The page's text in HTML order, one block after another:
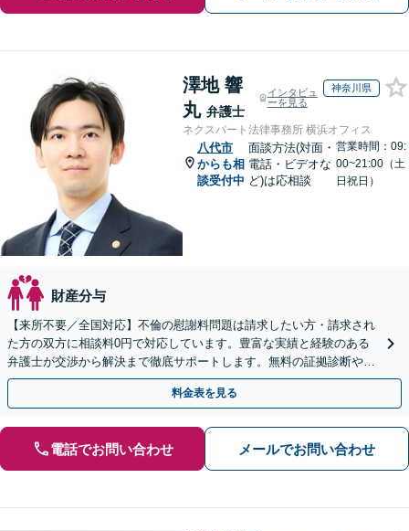
澤地 響
丸 弁護士
インタビュ
ーを見る
神奈川県
ネクスパート法律事務所 横浜オフィス
八代市
からも相
談受付中
面談方法(対面・
電話・ビデオな
ど)は応相談
営業時間：09:
00~21:00（土
日祝日）
財産分与
【来所不要／全国対応】不倫の慰謝料問題は請求したい方・請求され
た方の双方に相談料0円で対応しています。豊富な実績と経験のある
弁護士が交渉から解決まで徹底サポートします。無料の証拠診断や着
手金の返還保証もありますので安心してご相談ください。
料金表を見る
電話でお問い合わせ メールでお問い合わせ